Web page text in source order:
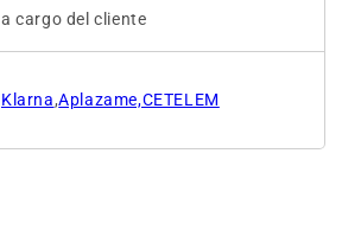
a cargo del cliente
Klarna,Aplazame,CETELEM